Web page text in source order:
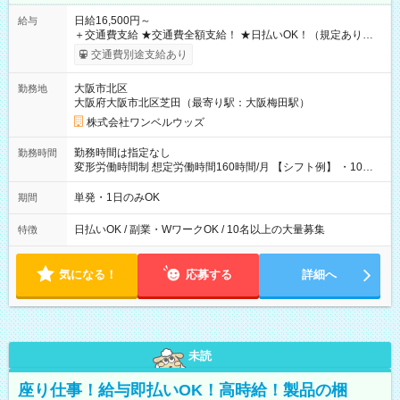
給与
日給16,500円～
＋交通費支給 ★交通費全額支給！ ★日払いOK！（規定あり） ┗
働いたその日に現金GET♪ お仕事後はコンビニATMから 日払
交通費別途支給あり
勤務地
大阪市北区
大阪府大阪市北区芝田（最寄り駅：大阪梅田駅）
株式会社ワンベルウッズ
勤務時間
勤務時間は指定なし
変形労働時間制 想定労働時間160時間/月 【シフト例】 ・10：
00～20：00
期間 単発・1日のみOK
特徴 日払いOK / 副業・WワークOK / 10名以上の大量募集
気になる！ 応募する 詳細へ
未読
座り仕事！給与即払いOK！高時給！製品の梱